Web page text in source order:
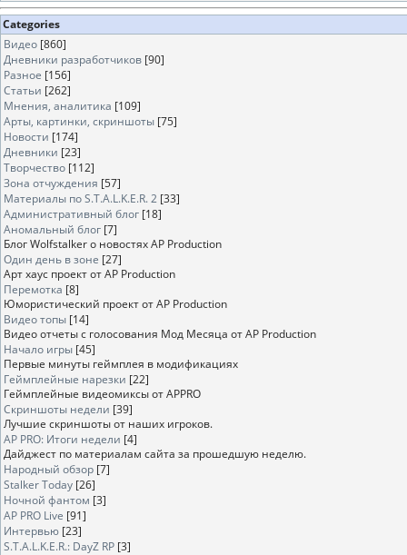
Categories
Видео [860]
Дневники разработчиков [90]
Разное [156]
Статьи [262]
Мнения, аналитика [109]
Арты, картинки, скриншоты [75]
Новости [174]
Дневники [23]
Творчество [112]
Зона отчуждения [57]
Материалы по S.T.A.L.K.E.R. 2 [33]
Административный блог [18]
Аномальный блог [7]
Блог Wolfstalker о новостях AP Production
Один день в зоне [27]
Арт хаус проект от AP Production
Перемотка [8]
Юмористический проект от AP Production
Видео топы [14]
Видео отчеты с голосования Мод Месяца от AP Production
Начало игры [45]
Первые минуты геймплея в модификациях
Геймплейные нарезки [22]
Геймплейные видеомиксы от APPRO
Скриншоты недели [39]
Лучшие скриншоты от наших игроков.
AP PRO: Итоги недели [4]
Дайджест по материалам сайта за прошедшую неделю.
Народный обзор [7]
Stalker Today [26]
Ночной фантом [3]
AP PRO Live [91]
Интервью [23]
S.T.A.L.K.E.R.: DayZ RP [3]